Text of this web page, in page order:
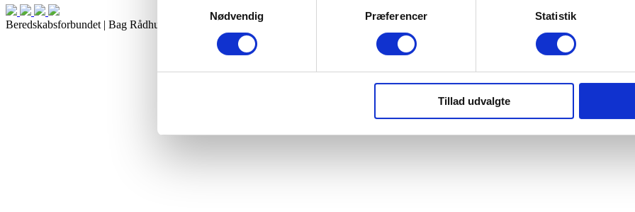
Nødvendig
Præferencer Statistik
Tillad udvalgte
Beredskabsforbundet | Bag Rådhuset 3, 3. sal, 1550 København V. | CVR: 56 77 62 14 | EAN: 5798000201583 | +45 35 24 00 00